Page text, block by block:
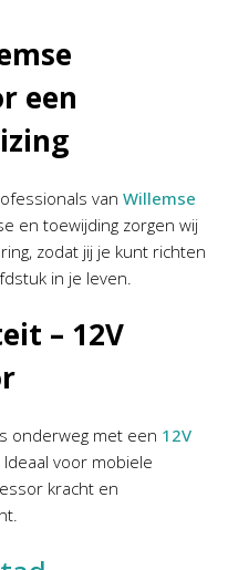
een
van Willemse
en toewijding zorgen wij
zodat jij je kunt richten
in je leven.
– 12V
onderweg met een 12V
voor mobiele
kracht en